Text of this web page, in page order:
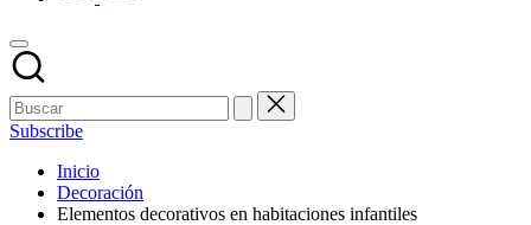
Subscribe
Inicio
Decoración
Elementos decorativos en habitaciones infantiles